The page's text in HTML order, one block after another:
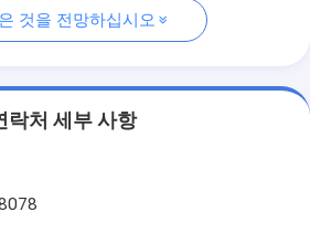
것을 전망하십시오
락처 세부 사항